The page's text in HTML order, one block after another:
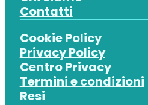
Contatti
Cookie Policy
Privacy Policy
Centro Privacy
Termini e condizioni
Resi